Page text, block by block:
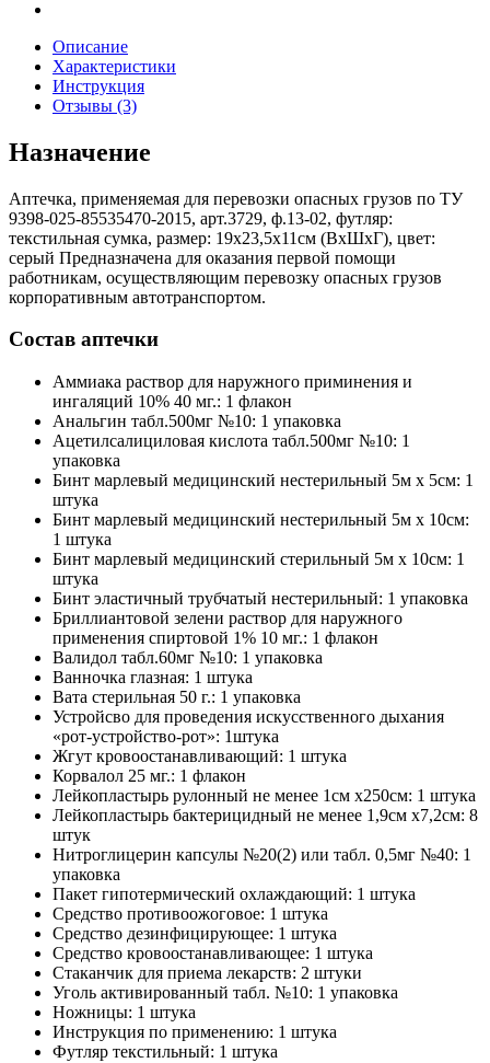
Описание
Характеристики
Инструкция
Отзывы (3)
Назначение
Аптечка, применяемая для перевозки опасных грузов по ТУ
9398-025-85535470-2015, арт.3729, ф.13-02, футляр:
текстильная сумка, размер: 19х23,5х11см (ВхШхГ), цвет:
серый Предназначена для оказания первой помощи
работникам, осуществляющим перевозку опасных грузов
корпоративным автотранспортом.
Состав аптечки
Аммиака раствор для наружного приминения и
ингаляций 10% 40 мг.: 1 флакон
Анальгин табл.500мг №10: 1 упаковка
Ацетилсалициловая кислота табл.500мг №10: 1
упаковка
Бинт марлевый медицинский нестерильный 5м х 5см: 1
штука
Бинт марлевый медицинский нестерильный 5м х 10см:
1 штука
Бинт марлевый медицинский стерильный 5м х 10см: 1
штука
Бинт эластичный трубчатый нестерильный: 1 упаковка
Бриллиантовой зелени раствор для наружного
применения спиртовой 1% 10 мг.: 1 флакон
Валидол табл.60мг №10: 1 упаковка
Ванночка глазная: 1 штука
Вата стерильная 50 г.: 1 упаковка
Устройсво для проведения искусственного дыхания
«рот-устройство-рот»: 1штука
Жгут кровоостанавливающий: 1 штука
Корвалол 25 мг.: 1 флакон
Лейкопластырь рулонный не менее 1см х250см: 1 штука
Лейкопластырь бактерицидный не менее 1,9см х7,2см: 8
штук
Нитроглицерин капсулы №20(2) или табл. 0,5мг №40: 1
упаковка
Пакет гипотермический охлаждающий: 1 штука
Средство противоожоговое: 1 штука
Средство дезинфицирующее: 1 штука
Средство кровоостанавливающее: 1 штука
Стаканчик для приема лекарств: 2 штуки
Уголь активированный табл. №10: 1 упаковка
Ножницы: 1 штука
Инструкция по применению: 1 штука
Футляр текстильный: 1 штука